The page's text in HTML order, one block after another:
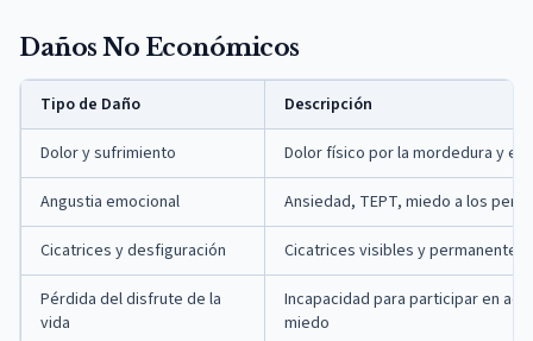
Daños No Económicos
Tipo de Daño Descripción
Dolor y sufrimiento Dolor físico por la mordedura y el
Angustia emocional Ansiedad, TEPT, miedo a los
Cicatrices y desfiguración Cicatrices visibles y
Pérdida del disfrute de la
vida
Incapacidad para participar en
miedo